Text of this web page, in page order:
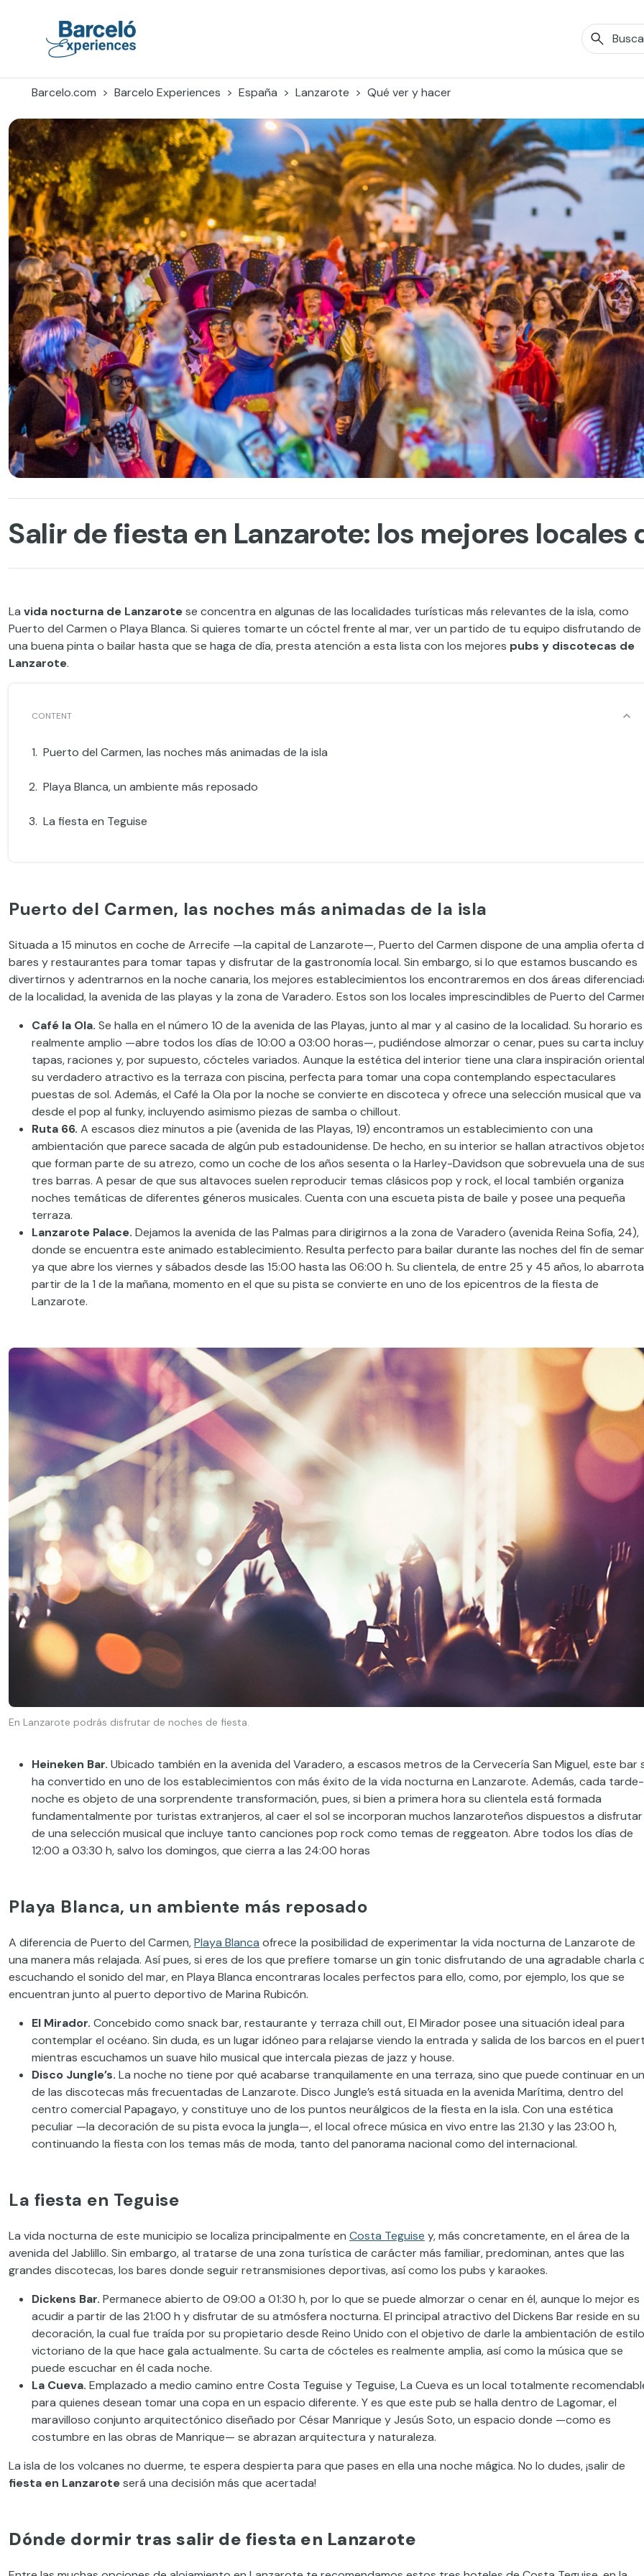
Barcelo.com
Barcelo Experiences España Lanzarote Qué ver y hacer
Salir de fiesta en Lanzarote: los mejores locales
La vida nocturna de Lanzarotese concentra en algunas de las localidades turísticas más relevantes de la isla, como
Puerto del Carmen o Playa Blanca. Si quieres tomarte un cóctel frente al mar, ver un partido de tu equipo disfrutando de
una buena pinta o bailar hasta que se haga de día, presta atención a esta lista con los mejores pubs y discotecas de
Lanzarote.
Puerto del Carmen, las noches más animadas de la isla
Playa Blanca, un ambiente más reposado
La fiesta en Teguise
Puerto del Carmen, las noches más animadas de la isla
Situada a 15 minutos en coche de Arrecife —la capital de Lanzarote—, Puerto del Carmen dispone de una amplia oferta
bares y restaurantes para tomar tapas y disfrutar de la gastronomía local. Sin embargo, si lo que estamos buscando es
divertirnos y adentrarnos en la noche canaria, los mejores establecimientos los encontraremos en dos áreas
de la localidad, la avenida de las playas y la zona de Varadero. Estos son los locales imprescindibles de Puerto del
Café la Ola. Se halla en el número 10 de la avenida de las Playas, junto al mar y al casino de la localidad. Su horario es
realmente amplio —abre todos los días de 10:00 a 03:00 horas—, pudiéndose almorzar o cenar, pues su carta
tapas, raciones y, por supuesto, cócteles variados. Aunque la estética del interior tiene una clara inspiración
su verdadero atractivo es la terraza con piscina, perfecta para tomar una copa contemplando espectaculares
puestas de sol. Además, el Café la Ola por la noche se convierte en discoteca y ofrece una selección musical que va
desde el pop al funky, incluyendo asimismo piezas de samba o chillout.
Ruta 66. A escasos diez minutos a pie (avenida de las Playas, 19) encontramos un establecimiento con una
ambientación que parece sacada de algún pub estadounidense. De hecho, en su interior se hallan atractivos
que forman parte de su atrezo, como un coche de los años sesenta o la Harley-Davidson que sobrevuela una de
tres barras. A pesar de que sus altavoces suelen reproducir temas clásicos pop y rock, el local también organiza
noches temáticas de diferentes géneros musicales. Cuenta con una escueta pista de baile y posee una pequeña
terraza.
Lanzarote Palace. Dejamos la avenida de las Palmas para dirigirnos a la zona de Varadero (avenida Reina Sofía, 24),
donde se encuentra este animado establecimiento. Resulta perfecto para bailar durante las noches del fin de
ya que abre los viernes y sábados desde las 15:00 hasta las 06:00 h. Su clientela, de entre 25 y 45 años, lo
partir de la 1 de la mañana, momento en el que su pista se convierte en uno de los epicentros de la fiesta de
Lanzarote.
En Lanzarote podrás disfrutar de noches de fiesta.
Heineken Bar. Ubicado también en la avenida del Varadero, a escasos metros de la Cervecería San Miguel, este bar
ha convertido en uno de los establecimientos con más éxito de la vida nocturna en Lanzarote. Además, cada tarde-
noche es objeto de una sorprendente transformación, pues, si bien a primera hora su clientela está formada
fundamentalmente por turistas extranjeros, al caer el sol se incorporan muchos lanzaroteños dispuestos a disfrutar
de una selección musical que incluye tanto canciones pop rock como temas de reggeaton. Abre todos los días de
12:00 a 03:30 h, salvo los domingos, que cierra a las 24:00 horas
Playa Blanca, un ambiente más reposado
A diferencia de Puerto del Carmen,Playa Blanca ofrece la posibilidad de experimentar la vida nocturna de Lanzarote de
una manera más relajada. Así pues, si eres de los que prefiere tomarse un gin tonic disfrutando de una agradable charla
escuchando el sonido del mar, en Playa Blanca encontraras locales perfectos para ello, como, por ejemplo, los que se
encuentran junto al puerto deportivo de Marina Rubicón.
El Mirador. Concebido como snack bar, restaurante y terraza chill out, El Mirador posee una situación ideal para
contemplar el océano. Sin duda, es un lugar idóneo para relajarse viendo la entrada y salida de los barcos en el
mientras escuchamos un suave hilo musical que intercala piezas de jazz y house.
Disco Jungle’s. La noche no tiene por qué acabarse tranquilamente en una terraza, sino que puede continuar en
de las discotecas más frecuentadas de Lanzarote. Disco Jungle’s está situada en la avenida Marítima, dentro del
centro comercial Papagayo, y constituye uno de los puntos neurálgicos de la fiesta en la isla. Con una estética
peculiar —la decoración de su pista evoca la jungla—, el local ofrece música en vivo entre las 21.30 y las 23:00 h,
continuando la fiesta con los temas más de moda, tanto del panorama nacional como del internacional.
La fiesta en Teguise
La vida nocturna de este municipio se localiza principalmente en Costa Teguise y, más concretamente, en el área de la
avenida del Jablillo. Sin embargo, al tratarse de una zona turística de carácter más familiar, predominan, antes que las
grandes discotecas, los bares donde seguir retransmisiones deportivas, así como los pubs y karaokes.
Dickens Bar. Permanece abierto de 09:00 a 01:30 h, por lo que se puede almorzar o cenar en él, aunque lo mejor es
acudir a partir de las 21:00 h y disfrutar de su atmósfera nocturna. El principal atractivo del Dickens Bar reside en su
decoración, la cual fue traída por su propietario desde Reino Unido con el objetivo de darle la ambientación de estilo
victoriano de la que hace gala actualmente. Su carta de cócteles es realmente amplia, así como la música que se
puede escuchar en él cada noche.
La Cueva. Emplazado a medio camino entre Costa Teguise y Teguise, La Cueva es un local totalmente
para quienes desean tomar una copa en un espacio diferente. Y es que este pub se halla dentro de Lagomar, el
maravilloso conjunto arquitectónico diseñado por César Manrique y Jesús Soto, un espacio donde —como es
costumbre en las obras de Manrique— se abrazan arquitectura y naturaleza.
La isla de los volcanes no duerme, te espera despierta para que pases en ella una noche mágica. No lo dudes, ¡salir de
fiesta en Lanzaroteserá una decisión más que acertada!
Dónde dormir tras salir de fiesta en Lanzarote